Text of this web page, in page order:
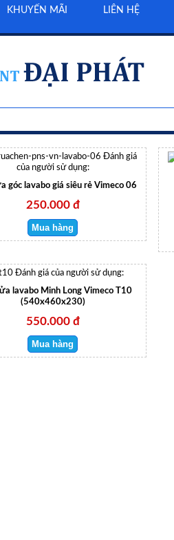
KHUYẾN MÃI LIÊN HỆ
Đánh giá
của người sử dụng:
góc lavabo giá siêu rẻ Vimeco 06
250.000 đ
Đánh giá của người sử dụng:
lavabo Minh Long Vimeco T10
(540x460x230)
550.000 đ